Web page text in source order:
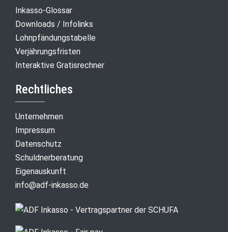
Inkasso-Glossar
Downloads / Infolinks
Lohnpfändungstabelle
Verjährungsfristen
Interaktive Gratisrechner
Rechtliches
Unternehmen
Impressum
Datenschutz
Schuldnerberatung
Eigenauskunft
info@adf-inkasso.de